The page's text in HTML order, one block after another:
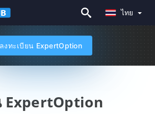
ไทย
ลงทะเบียน ExpertOption
ExpertOption